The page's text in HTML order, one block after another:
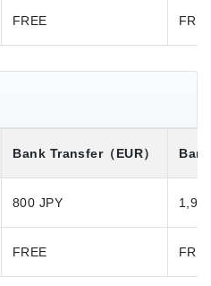
FREE
Bank Transfer（EUR）
800 JPY
FREE